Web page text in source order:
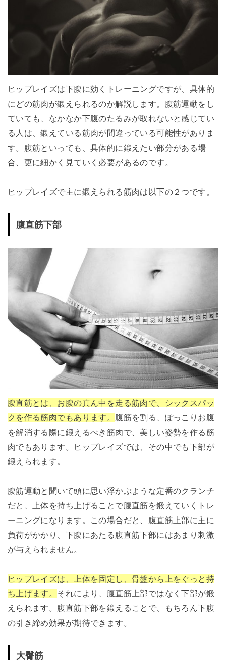
ヒップレイズは下腹に効くトレーニングですが、具体的
にどの筋肉が鍛えられるのか解説します。腹筋運動をし
ていても、なかなか下腹のたるみが取れないと感じてい
る人は、鍛えている筋肉が間違っている可能性がありま
す。腹筋といっても、具体的に鍛えたい部分がある場
合、更に細かく見ていく必要があるのです。
ヒップレイズで主に鍛えられる筋肉は以下の２つです。
腹直筋下部
腹直筋とは、お腹の真ん中を走る筋肉で、シックスパッ
クを作る筋肉でもあります。 腹筋を割る、ぽっこりお腹
を解消する際に鍛えるべき筋肉で、美しい姿勢を作る筋
肉でもあります。ヒップレイズでは、その中でも下部が
鍛えられます。
腹筋運動と聞いて頭に思い浮かぶような定番のクランチ
だと、上体を持ち上げることで腹直筋を鍛えていくトレ
ーニングになります。この場合だと、腹直筋上部に主に
負荷がかかり、下腹にあたる腹直筋下部にはあまり刺激
が与えられません。
ヒップレイズは、上体を固定し、骨盤から上をぐっと持
ち上げます。 それにより、腹直筋上部ではなく下部が鍛
えられます。腹直筋下部を鍛えることで、もちろん下腹
の引き締め効果が期待できます。
大臀筋